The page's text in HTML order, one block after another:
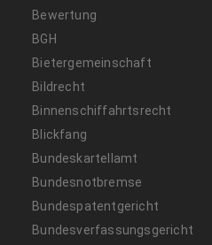
Bewertung
BGH
Bietergemeinschaft
Bildrecht
Binnenschiffahrtsrecht
Blickfang
Bundeskartellamt
Bundesnotbremse
Bundespatentgericht
Bundesverfassungsgericht